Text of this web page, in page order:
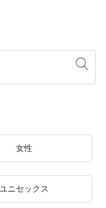
女性
ユニセックス